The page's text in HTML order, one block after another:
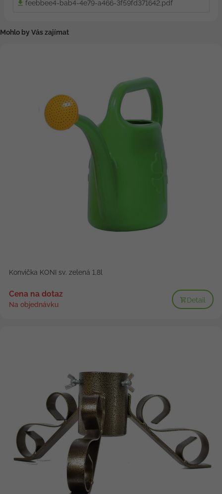
feebbee4-bab4-4e79-a466-3f59fd371642.pdf
Mohlo by Vás zajímat
Konvička KONI sv. zelená 1,8l
Cena na dotaz
Na objednávku
Detail